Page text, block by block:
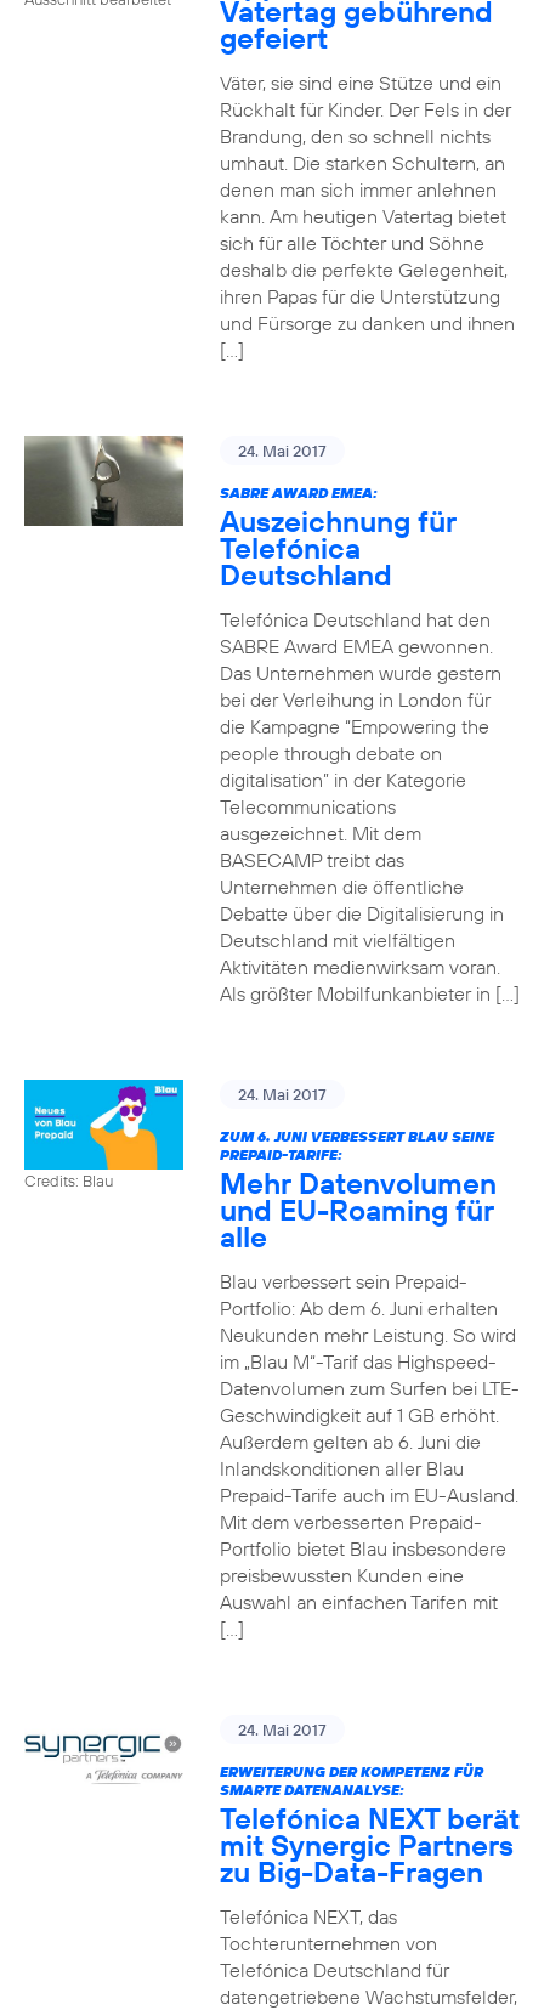
Vatertag gebührend
gefeiert
Väter, sie sind eine Stütze und ein
Rückhalt für Kinder. Der Fels in der
Brandung, den so schnell nichts
umhaut. Die starken Schultern, an
denen man sich immer anlehnen
kann. Am heutigen Vatertag bietet
sich für alle Töchter und Söhne
deshalb die perfekte Gelegenheit,
ihren Papas für die Unterstützung
und Fürsorge zu danken und ihnen
[…]
24. Mai 2017
SABRE AWARD EMEA:
Auszeichnung für
Telefónica
Deutschland
Telefónica Deutschland hat den
SABRE Award EMEA gewonnen.
Das Unternehmen wurde gestern
bei der Verleihung in London für
die Kampagne “Empowering the
people through debate on
digitalisation” in der Kategorie
Telecommunications
ausgezeichnet. Mit dem
BASECAMP treibt das
Unternehmen die öffentliche
Debatte über die Digitalisierung in
Deutschland mit vielfältigen
Aktivitäten medienwirksam voran.
Als größter Mobilfunkanbieter in […]
Credits: Blau
24. Mai 2017
ZUM 6. JUNI VERBESSERT BLAU SEINE
PREPAID-TARIFE:
Mehr Datenvolumen
und EU-Roaming für
alle
Blau verbessert sein Prepaid-
Portfolio: Ab dem 6. Juni erhalten
Neukunden mehr Leistung. So wird
im „Blau M“-Tarif das Highspeed-
Datenvolumen zum Surfen bei LTE-
Geschwindigkeit auf 1 GB erhöht.
Außerdem gelten ab 6. Juni die
Inlandskonditionen aller Blau
Prepaid-Tarife auch im EU-Ausland.
Mit dem verbesserten Prepaid-
Portfolio bietet Blau insbesondere
preisbewussten Kunden eine
Auswahl an einfachen Tarifen mit
[…]
24. Mai 2017
ERWEITERUNG DER KOMPETENZ FÜR
SMARTE DATENANALYSE:
Telefónica NEXT berät
mit Synergic Partners
zu Big-Data-Fragen
Telefónica NEXT, das
Tochterunternehmen von
Telefónica Deutschland für
datengetriebene Wachstumsfelder,